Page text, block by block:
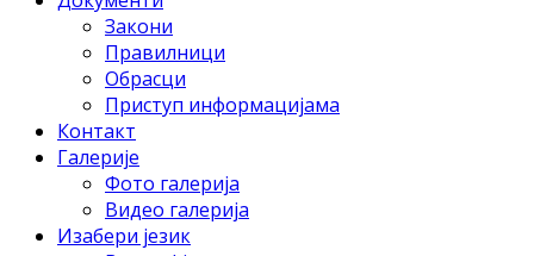
Закони
Правилници
Обрасци
Приступ информацијама
Контакт
Галерије
Фото галерија
Видео галерија
Изабери језик